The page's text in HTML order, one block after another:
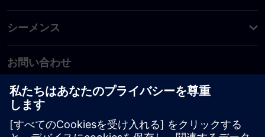
シーメンス
お問い合わせ
PLM製品のお問い合わせ
EDA製品のお問い合わせ
世界各地の事業拠点